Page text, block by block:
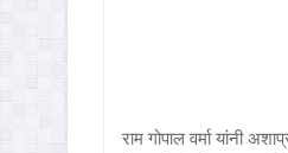
राम गोपाल वर्मा यांनी